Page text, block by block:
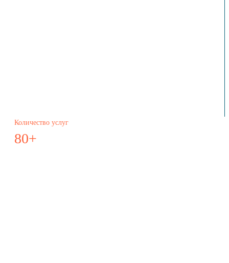
Количество услуг
80+